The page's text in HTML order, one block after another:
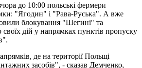
до 10:00 польські фермери
"Ягодин" і "Рава-Руська". А вже
блокування "Шегині" та
дій у напрямках пунктів пропуску
де на території Польщі
засобів", - сказав Демченко,